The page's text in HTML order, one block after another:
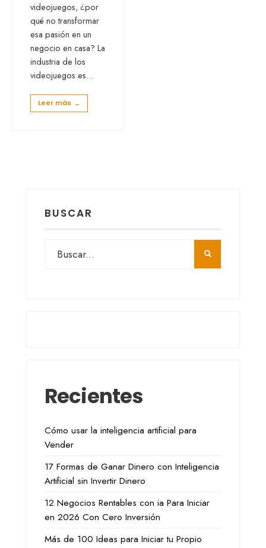
videojuegos, ¿por
qué no transformar
esa pasión en un
negocio en casa? La
industria de los
videojuegos es...
Leer más →
BUSCAR
Recientes
Cómo usar la inteligencia artificial para
Vender
17 Formas de Ganar Dinero con Inteligencia
Artificial sin Invertir Dinero
12 Negocios Rentables con ia Para Iniciar
en 2026 Con Cero Inversión
Más de 100 Ideas para Iniciar tu Propio